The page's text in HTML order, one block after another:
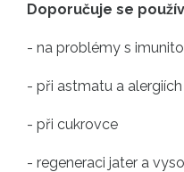
Doporučuje se
- na problémy s
- při astmatu a alergiích
- při cukrovce
- regeneraci jater a